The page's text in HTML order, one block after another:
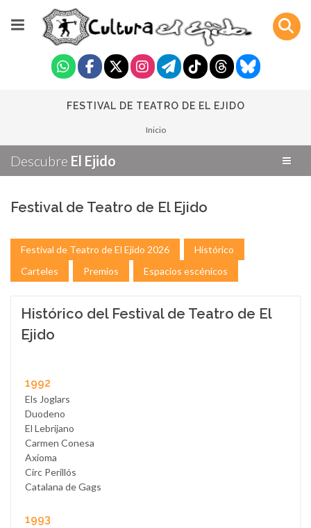
FESTIVAL DE TEATRO DE EL EJIDO
Inicio
Descubre El Ejido
Festival de Teatro de El Ejido
Festival de Teatro de El Ejido 2026
Histórico
Carteles
Premios Espacios escénicos
Histórico del Festival de Teatro de El
Ejido
1992
Els Joglars
Duodeno
El Lebrijano
Carmen Conesa
Axioma
Circ Perillós
Catalana de Gags
1993